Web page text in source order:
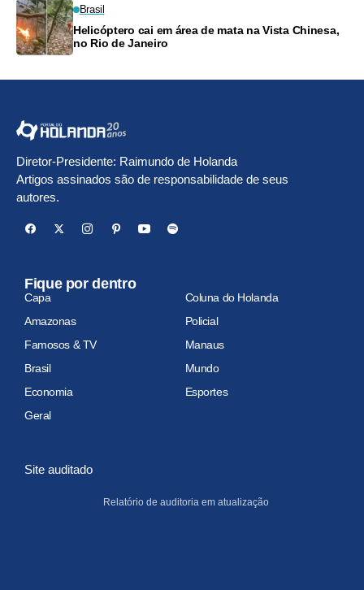
Brasil
Helicóptero cai em área de mata na Vista Chinesa,
no Rio de Janeiro
Diretor-Presidente: Raimundo de Holanda
Artigos assinados são de responsabilidade de seus
autores.
Fique por dentro
Capa
Coluna do Holanda
Amazonas
Policial
Famosos & TV
Manaus
Brasil
Mundo
Economia
Esportes
Geral
Site auditado
Relatório de auditoria em atualização